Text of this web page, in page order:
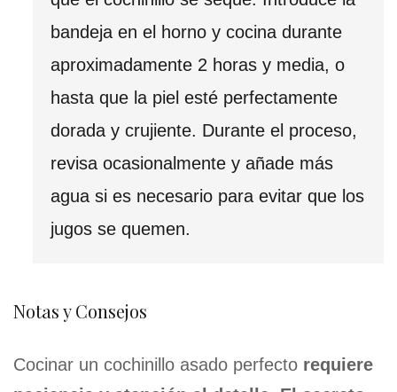
bandeja en el horno y cocina durante
aproximadamente 2 horas y media, o
hasta que la piel esté perfectamente
dorada y crujiente. Durante el proceso,
revisa ocasionalmente y añade más
agua si es necesario para evitar que los
jugos se quemen.
Notas y Consejos
Cocinar un cochinillo asado perfecto requiere